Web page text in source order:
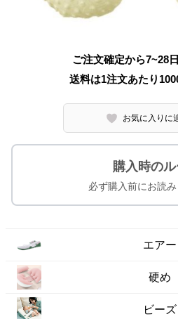
ご注文確定から7~28
送料は1注文あたり
お気に入りに
購入時の
必ず購入前にお読み
エアー
硬め
ビーズ